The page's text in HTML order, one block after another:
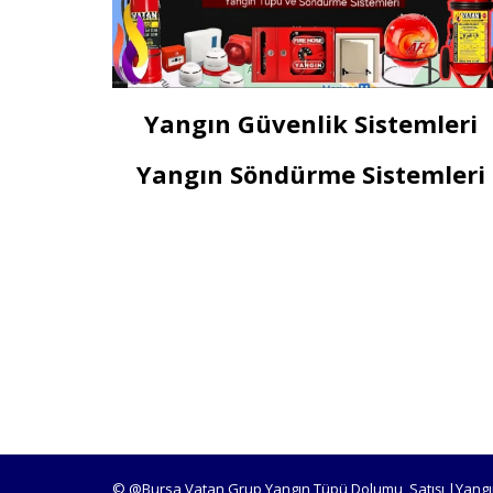
Yangın Güvenlik Sistemleri
Yangın Söndürme Sistemleri
© @Bursa Vatan Grup Yangın Tüpü Dolumu, Satışı